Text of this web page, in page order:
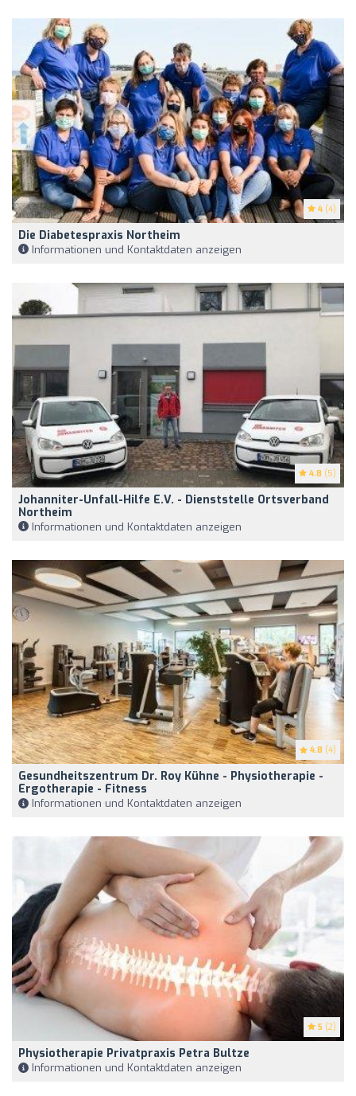
4 (4)
Die Diabetespraxis Northeim
Informationen und Kontaktdaten anzeigen
4.8 (5)
Johanniter-Unfall-Hilfe E.V. - Dienststelle Ortsverband
Northeim
Informationen und Kontaktdaten anzeigen
4.8 (4)
Gesundheitszentrum Dr. Roy Kühne - Physiotherapie -
Ergotherapie - Fitness
Informationen und Kontaktdaten anzeigen
5 (2)
Physiotherapie Privatpraxis Petra Bultze
Informationen und Kontaktdaten anzeigen